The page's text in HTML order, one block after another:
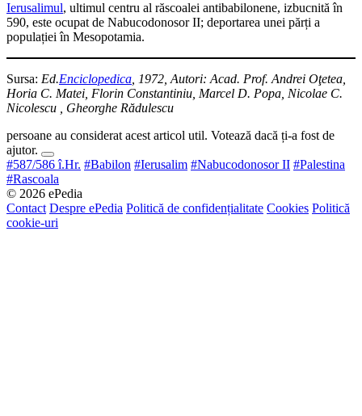
Ierusalimul, ultimul centru al răscoalei antibabilonene, izbucnită în
590, este ocupat de Nabucodonosor II; deportarea unei părți a
populației în Mesopotamia.
Sursa: Ed.Enciclopedica , 1972, Autori: Acad. Prof. Andrei Oţetea,
Horia C. Matei, Florin Constantiniu, Marcel D. Popa, Nicolae C.
Nicolescu , Gheorghe Rădulescu
persoane au considerat acest articol util. Votează dacă ți-a fost de
ajutor.
#587/586 î.Hr. #Babilon #Ierusalim #Nabucodonosor II #Palestina
#Rascoala
© 2026 ePedia
Contact Despre ePedia Politică de confidențialitate Cookies Politică
cookie-uri